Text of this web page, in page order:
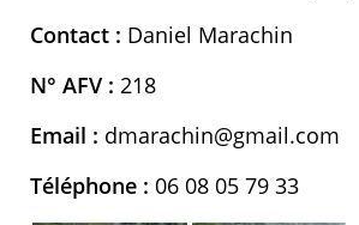
Contact : Daniel Marachin
N° AFV : 218
Email : dmarachin@gmail.com
Téléphone : 06 08 05 79 33